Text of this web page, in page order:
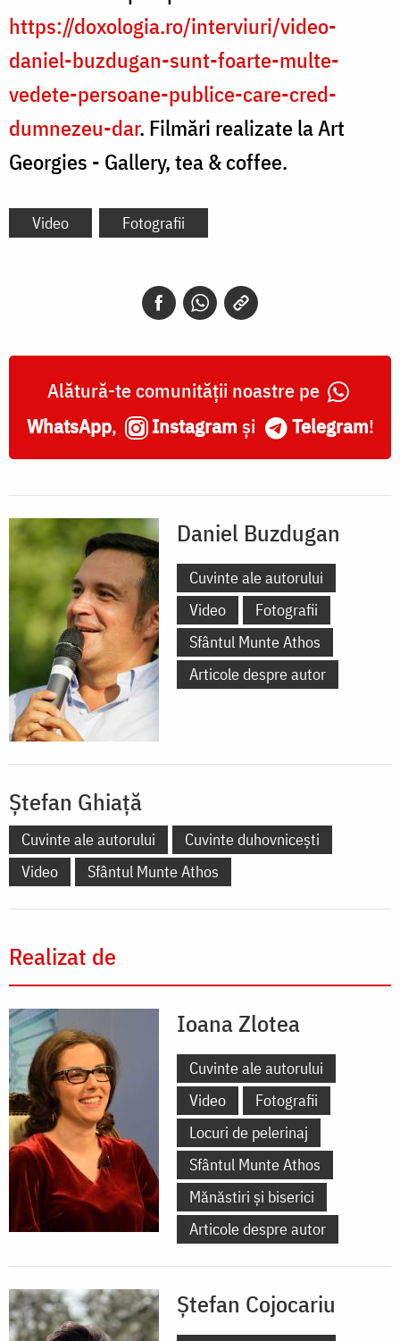
https://doxologia.ro/interviuri/video-
daniel-buzdugan-sunt-foarte-multe-
vedete-persoane-publice-care-cred-
dumnezeu-dar. Filmări realizate la Art
Georgies - Gallery, tea & coffee.
Video Fotografii
Alătură-te comunității noastre pe
WhatsApp, Instagram și Telegram!
Daniel Buzdugan
Cuvinte ale autorului
Video
Fotografii
Sfântul Munte Athos
Articole despre autor
Ștefan Ghiață
Cuvinte ale autorului
Cuvinte duhovnicești
Video
Sfântul Munte Athos
Realizat de
Ioana Zlotea
Cuvinte ale autorului
Video
Fotografii
Locuri de pelerinaj
Sfântul Munte Athos
Mănăstiri și biserici
Articole despre autor
Ștefan Cojocariu